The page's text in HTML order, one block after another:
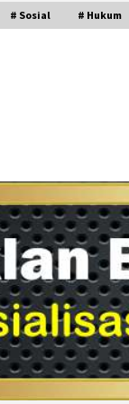
# Sosial # Hukum